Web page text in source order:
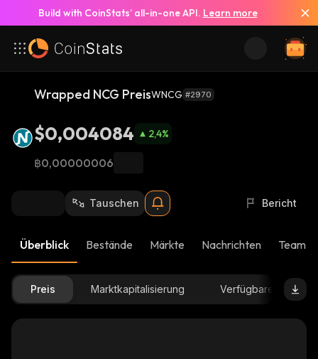
Build with CoinStats’ all-in-one API. Learn more
Wrapped NCG PreisWNCG #2970
$0,004084 2,4%
฿0,00000006
Tauschen Bericht
Überblick Bestände Märkte Nachrichten Team-
Preis Marktkapitalisierung Verfügbare Menge